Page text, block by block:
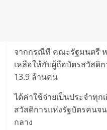
จากกรณีที คณะรัฐมนตรี
เหลือให้กับผู้ถือบัตรสวัสดิ
13.9 ล้านคน
ได้ค่าใช้จ่ายเป็นประจำทุ
สวัสดิการแห่งรัฐบัตรคน
กลาง